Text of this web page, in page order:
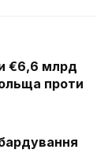
€6,6 млрд
проти